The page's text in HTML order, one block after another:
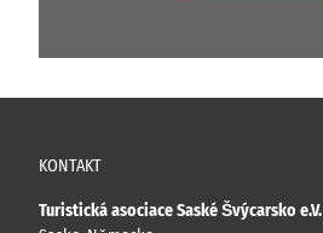
KONTAKT
Turistická asociace Saské Švýcarsko e.V.